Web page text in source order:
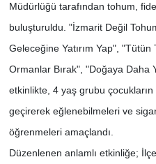
Müdürlüğü tarafından tohum,
buluşturuldu. "İzmarit Değil
Geleceğine Yatırım Yap", "Tütün
Ormanlar Bırak", "Doğaya Daha
etkinlikte, 4 yaş grubu
geçirerek eğlenebilmeleri ve
öğrenmeleri amaçlandı.
Düzenlenen anlamlı etkinliğe;